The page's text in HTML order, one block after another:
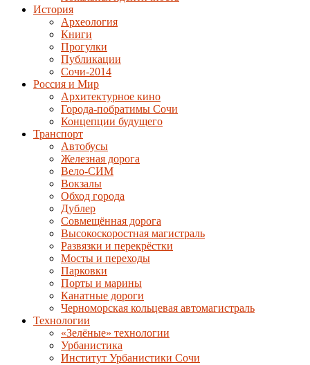
История
Археология
Книги
Прогулки
Публикации
Сочи-2014
Россия и Мир
Архитектурное кино
Города-побратимы Сочи
Концепции будущего
Транспорт
Автобусы
Железная дорога
Вело-СИМ
Вокзалы
Обход города
Дублер
Совмещённая дорога
Высокоскоростная магистраль
Развязки и перекрёстки
Мосты и переходы
Парковки
Порты и марины
Канатные дороги
Черноморская кольцевая автомагистраль
Технологии
«Зелёные» технологии
Урбанистика
Институт Урбанистики Сочи